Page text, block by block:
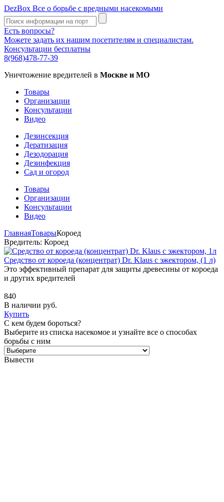
DezBox Все о борьбе с вредными насекомыми
Есть вопросы?
Можете задать их нашим посетителям и специалистам.
Консультации бесплатны
8(968)478-77-39
Уничтожение вредителей в Москве и МО
Товары
Организации
Консультации
Видео
Дезинсекция
Дератизация
Дезодорация
Дезинфекция
Сад и огород
Товары
Организации
Консультации
Видео
ГлавнаяТоварыКороед
Вредитель: Короед
Средство от короеда (концентрат) Dr. Klaus с эжектором, (1 л)
Это эффективный препарат для защиты древесины от короеда
и других вредителей
840
В наличии руб.
Купить
С кем будем бороться?
Выберите из списка насекомое и узнайте все о способах
борьбы с ним
Вывести